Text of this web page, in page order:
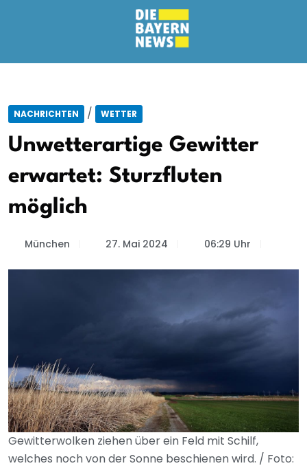
NACHRICHTEN / WETTER
Unwetterartige Gewitter
erwartet: Sturzfluten
möglich
München 27. Mai 2024 06:29 Uhr
Gewitterwolken ziehen über ein Feld mit Schilf,
welches noch von der Sonne beschienen wird. / Foto: